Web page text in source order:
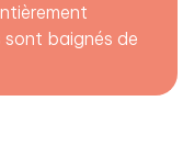
sont baignés de